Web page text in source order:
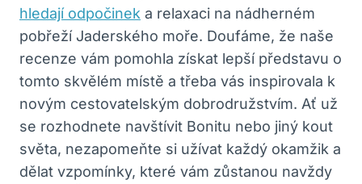
hledají odpočinek a relaxaci na nádherném
‌pobřeží​ Jaderského moře. Doufáme, že naše
⁣recenze vám⁤ pomohla ⁢získat lepší představu o
tomto skvělém místě a třeba‌ vás inspirovala k
novým‍ cestovatelským dobrodružstvím. Ať už
se rozhodnete navštívit Bonitu nebo​ jiný kout
světa,⁤ nezapomeňte si ⁣užívat každý okamžik a
dělat vzpomínky, které vám‌ zůstanou navždy